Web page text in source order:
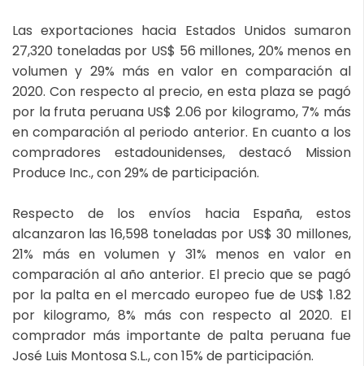
Las exportaciones hacia Estados Unidos sumaron
27,320 toneladas por US$ 56 millones, 20% menos en
volumen y 29% más en valor en comparación al
2020. Con respecto al precio, en esta plaza se pagó
por la fruta peruana US$ 2.06 por kilogramo, 7% más
en comparación al periodo anterior. En cuanto a los
compradores estadounidenses, destacó Mission
Produce Inc., con 29% de participación.
Respecto de los envíos hacia España, estos
alcanzaron las 16,598 toneladas por US$ 30 millones,
21% más en volumen y 31% menos en valor en
comparación al año anterior. El precio que se pagó
por la palta en el mercado europeo fue de US$ 1.82
por kilogramo, 8% más con respecto al 2020. El
comprador más importante de palta peruana fue
José Luis Montosa S.L., con 15% de participación.